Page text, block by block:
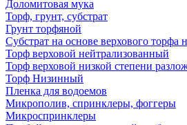
Доломитовая мука
Торф, грунт, субстрат
Грунт торфяной
Субстрат на основе верхового торфа
Торф верховой нейтрализованный
Торф верховой низкой степени
Торф Низинный
Пленка для водоемов
Микрополив, спринклеры, фоггеры
Микроспринклеры